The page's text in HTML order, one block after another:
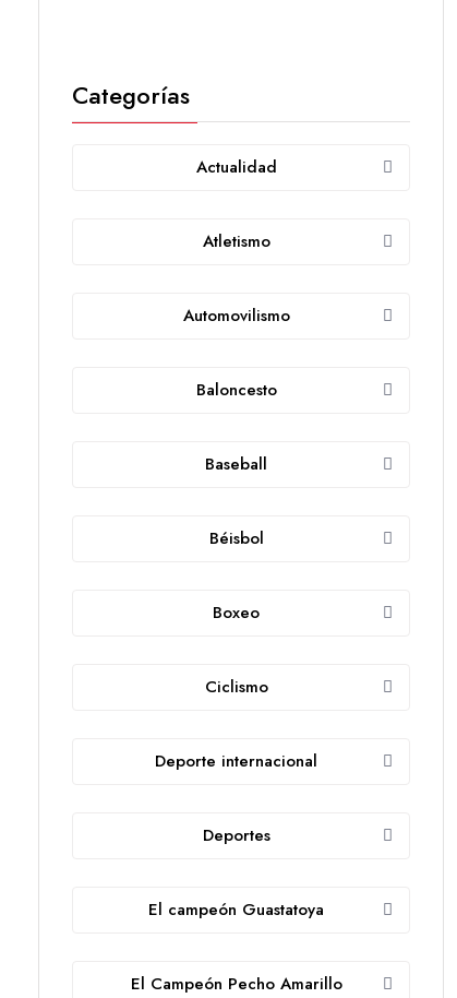
Categorías
Actualidad
Atletismo
Automovilismo
Baloncesto
Baseball
Béisbol
Boxeo
Ciclismo
Deporte internacional
Deportes
El campeón Guastatoya
El Campeón Pecho Amarillo